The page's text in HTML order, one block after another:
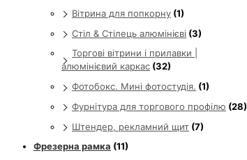
Вітрина для попкорну (1)
Стіл & Стілець алюмінієві (3)
Торгові вітрини і прилавки |
алюмінієвий каркас (32)
Фотобокс. Мині фотостудія. (1)
Фурнітура для торгового профілю (28)
Штендер, рекламний щит (7)
Фрезерна рамка (11)